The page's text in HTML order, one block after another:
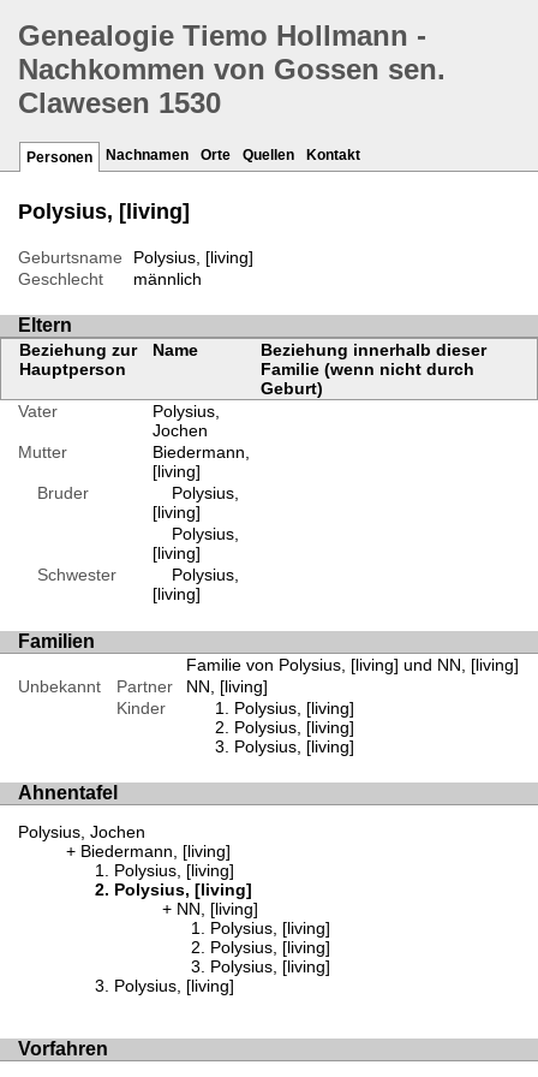
Genealogie Tiemo Hollmann -
Nachkommen von Gossen sen.
Clawesen 1530
Personen Nachnamen Orte Quellen Kontakt
Polysius, [living]
Geburtsname
Polysius, [living]
Geschlecht
männlich
Eltern
Beziehung zur
Hauptperson
Name
Beziehung innerhalb dieser
Familie (wenn nicht durch
Geburt)
Vater
Polysius,
Jochen
Mutter
Biedermann,
[living]
Bruder
Polysius,
[living]
Polysius,
[living]
Schwester
Polysius,
[living]
Familien
Familie von Polysius, [living] und NN, [living]
Unbekannt
Partner
NN, [living]
Kinder
Polysius, [living]
Polysius, [living]
Polysius, [living]
Ahnentafel
Polysius, Jochen
Biedermann, [living]
Polysius, [living]
Polysius, [living]
NN, [living]
Polysius, [living]
Polysius, [living]
Polysius, [living]
Polysius, [living]
Vorfahren